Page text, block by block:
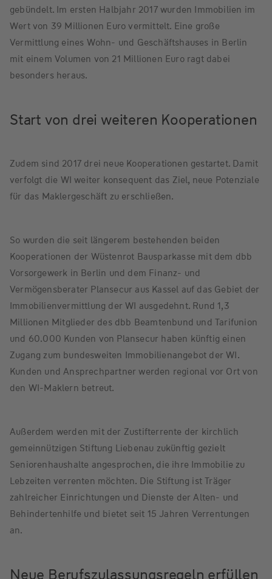
gebündelt. Im ersten Halbjahr 2017 wurden Immobilien im
Wert von 39 Millionen Euro vermittelt. Eine große
Vermittlung eines Wohn- und Geschäftshauses in Berlin
mit einem Volumen von 21 Millionen Euro ragt dabei
besonders heraus.
Start von drei weiteren Kooperationen
Zudem sind 2017 drei neue Kooperationen gestartet. Damit
verfolgt die WI weiter konsequent das Ziel, neue Potenziale
für das Maklergeschäft zu erschließen.
So wurden die seit längerem bestehenden beiden
Kooperationen der Wüstenrot Bausparkasse mit dem dbb
Vorsorgewerk in Berlin und dem Finanz- und
Vermögensberater Plansecur aus Kassel auf das Gebiet der
Immobilienvermittlung der WI ausgedehnt. Rund 1,3
Millionen Mitglieder des dbb Beamtenbund und Tarifunion
und 60.000 Kunden von Plansecur haben künftig einen
Zugang zum bundesweiten Immobilienangebot der WI.
Kunden und Ansprechpartner werden regional vor Ort von
den WI-Maklern betreut.
Außerdem werden mit der Zustifterrente der kirchlich
gemeinnützigen Stiftung Liebenau zukünftig gezielt
Seniorenhaushalte angesprochen, die ihre Immobilie zu
Lebzeiten verrenten möchten. Die Stiftung ist Träger
zahlreicher Einrichtungen und Dienste der Alten- und
Behindertenhilfe und bietet seit 15 Jahren Verrentungen
an.
Neue Berufszulassungsregeln erfüllen